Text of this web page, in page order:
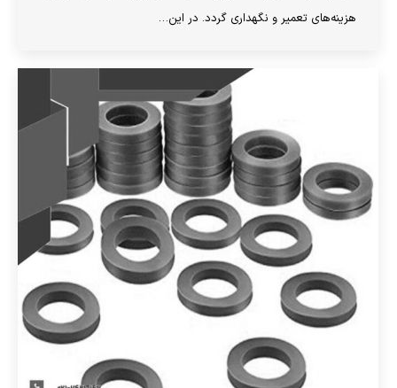
هزینه‌های تعمیر و نگهداری گردد. در این…